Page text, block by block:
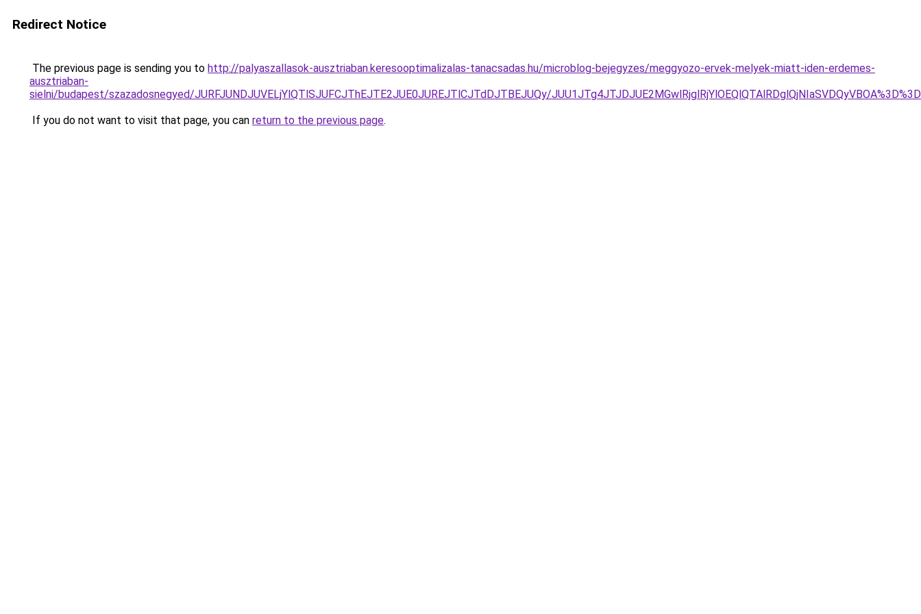
Redirect Notice
The previous page is sending you to http://palyaszallasok-ausztriaban.keresooptimalizalas-tanacsadas.hu/microblog-bejegyzes/meggyozo-ervek-melyek-miatt-iden-erdemes-
ausztriaban-
sielni/budapest/szazadosnegyed/JURFJUNDJUVELjYlQTlSJUFCJThEJTE2JUE0JUREJTlCJTdDJTBEJUQy/
If you do not want to visit that page, you can return to the previous page.